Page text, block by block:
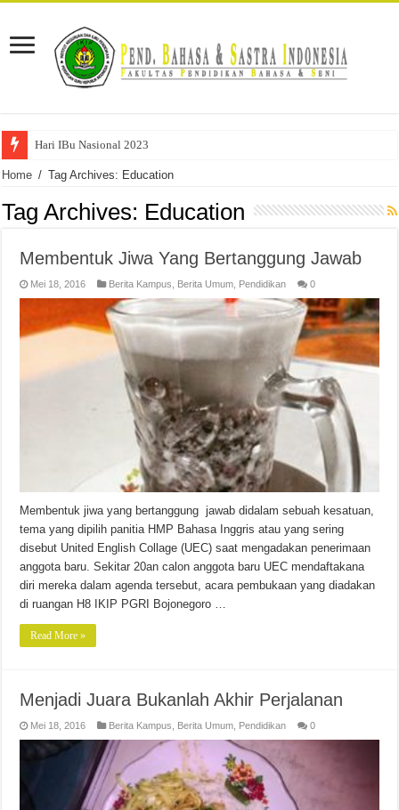
Hari IBu Nasional 2023
Home / Tag Archives: Education
Tag Archives: Education
Membentuk Jiwa Yang Bertanggung Jawab
Mei 18, 2016 Berita Kampus Berita Umum Pendidikan 0
Membentuk jiwa yang bertanggung jawab didalam sebuah kesatuan,
tema yang dipilih panitia HMP Bahasa Inggris atau yang sering
disebut United English Collage (UEC) saat mengadakan penerimaan
anggota baru. Sekitar 20an calon anggota baru UEC mendaftakana
diri mereka dalam agenda tersebut, acara pembukaan yang diadakan
di ruangan H8 IKIP PGRI Bojonegoro …
Read More »
Menjadi Juara Bukanlah Akhir Perjalanan
Mei 18, 2016 Berita Kampus Berita Umum Pendidikan 0